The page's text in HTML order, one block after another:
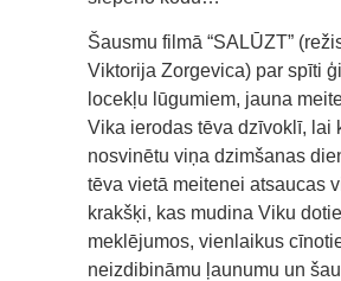
Šausmu filmā “SALŪZT”
Viktorija Zorgevica) par spīti
locekļu lūgumiem, jauna
Vika ierodas tēva dzīvoklī, lai
nosvinētu viņa dzimšanas
tēva vietā meitenei atsaucas
krakšķi, kas mudina Viku
meklējumos, vienlaikus
neizdibināmu ļaunumu un